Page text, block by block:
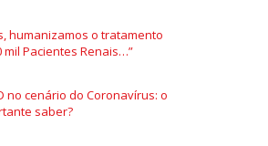
humanizamos o tratamento
mil Pacientes Renais…”
no cenário do Coronavírus: o
saber?